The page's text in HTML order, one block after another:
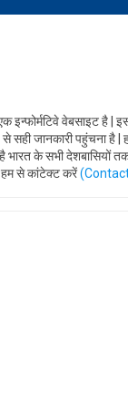
वेबसाइट है |
जानकारी पहुंचना है |
के सभी देशबासियों
हम से कांटेक्ट करें